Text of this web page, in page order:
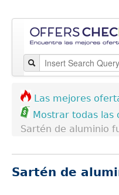
Las mejores
Mostrar todas las
Sartén de aluminio
Sartén de